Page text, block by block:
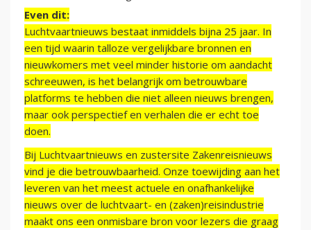
Even dit:
Luchtvaartnieuws bestaat inmiddels bijna 25 jaar. In
een tijd waarin talloze vergelijkbare bronnen en
nieuwkomers met veel minder historie om aandacht
schreeuwen, is het belangrijk om betrouwbare
platforms te hebben die niet alleen nieuws brengen,
maar ook perspectief en verhalen die er echt toe
doen.
Bij Luchtvaartnieuws en zustersite Zakenreisnieuws
vind je die betrouwbaarheid. Onze toewijding aan het
leveren van het meest actuele en onafhankelijke
nieuws over de luchtvaart- en (zaken)reisindustrie
maakt ons een onmisbare bron voor lezers die graag